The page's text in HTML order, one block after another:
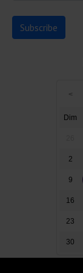
Dim
2
9
16
23
30